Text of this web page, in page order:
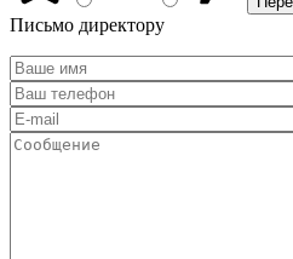
Письмо директору